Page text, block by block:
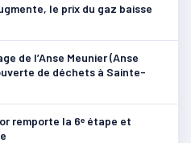
le prix du gaz baisse
de l’Anse Meunier (Anse
de déchets à Sainte-
remporte la 6ᵉ étape et